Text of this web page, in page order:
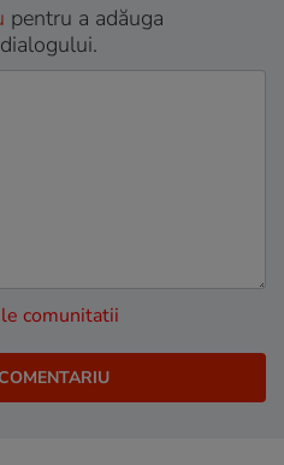
pentru a adăuga
comunitatii